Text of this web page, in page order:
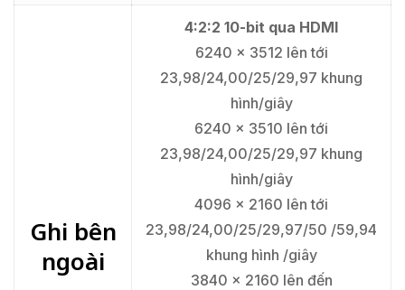
Ghi bên
ngoài
4:2:2 10-bit qua HDMI
6240 x 3512 lên tới
23,98/24,00/25/29,97 khung
hình/giây
6240 x 3510 lên tới
23,98/24,00/25/29,97 khung
hình/giây
4096 x 2160 lên tới
23,98/24,00/25/29,97/50 /59,94
khung hình /giây
3840 x 2160 lên đến